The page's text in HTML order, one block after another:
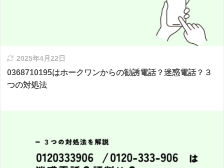
2025年4月22日
0368710195はホークワンからの勧誘電話？迷惑電話？３
つの対処法